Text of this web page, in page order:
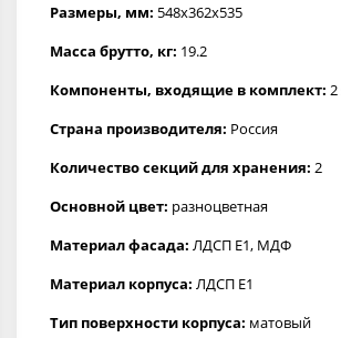
Размеры, мм: 548x362x535
Масса брутто, кг: 19.2
Компоненты, входящие в комплект:
Страна производителя: Россия
Количество секций для хранения: 2
Основной цвет: разноцветная
Материал фасада: ЛДСП Е1, МДФ
Материал корпуса: ЛДСП Е1
Тип поверхности корпуса: матовый